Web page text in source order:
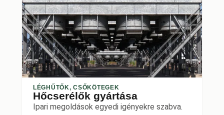
LÉGHŰTŐK, CSŐKÖTEGEK
Hőcserélők gyártása
Ipari megoldások egyedi igényekre szabva.